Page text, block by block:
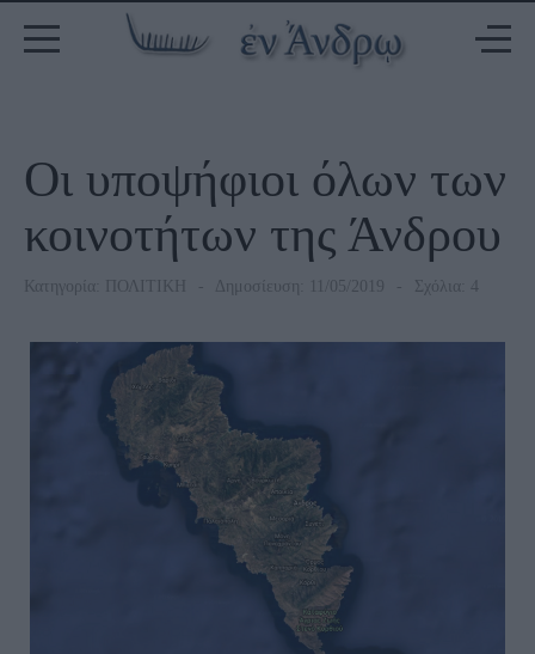
Οι υποψήφιοι όλων των
κοινοτήτων της Άνδρου
Κατηγορία: ΠΟΛΙΤΙΚΗ Δημοσίευση: 11/05/2019 Σχόλια: 4